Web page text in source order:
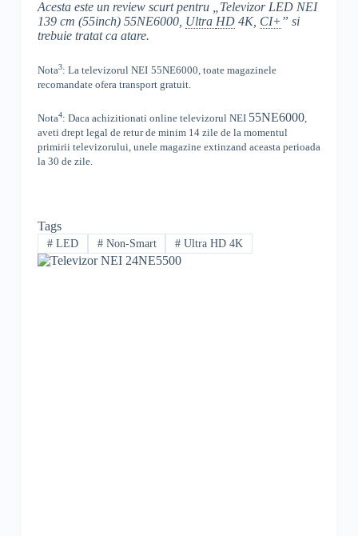
Acesta este un review scurt pentru „Televizor LED NEI
139 cm (55inch) 55NE6000, Ultra HD4K, CI+” si
trebuie tratat ca atare.
Nota3: La televizorul NEI 55NE6000, toatemagazinele
recomandate ofera transport gratuit.
Nota4: Daca achizitionati online televizorul NEI 55NE6000,
aveti drept legal de retur de minim 14 zile de la momentul
primirii televizorului, unele magazine extinzand aceasta perioada
la 30 de zile.
Tags
#LED #Non-Smart # Ultra HD 4K